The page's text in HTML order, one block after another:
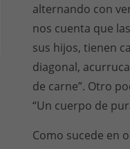
alternando con
nos cuenta que
sus hijos, tienen
diagonal,
de carne”. Otro
“Un cuerpo de
Como sucede en